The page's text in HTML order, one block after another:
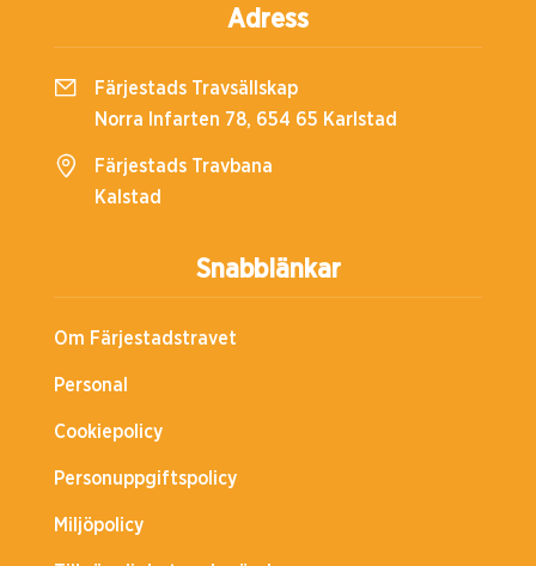
Snabblänkar
Om Färjestadstravet
Personal
Cookiepolicy
Personuppgiftspolicy
Miljöpolicy
Adress
Färjestads Travsällskap
Norra Infarten 78, 654 65 Karlstad
Färjestads Travbana
Kalstad